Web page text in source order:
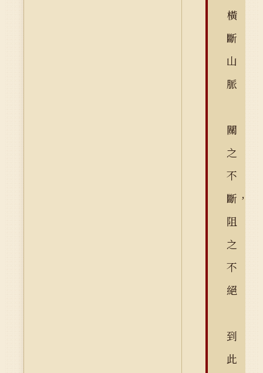
橫
斷
山
脈
關
之
不
斷，
阻
之
不
絕
到
此